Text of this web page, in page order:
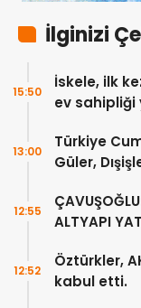
İlginizi
İskele, ilk
ev
15:50
Türkiye
Güler,
13:00
ALTYAPI
12:55
Öztürkler,
kabul etti.
12:52